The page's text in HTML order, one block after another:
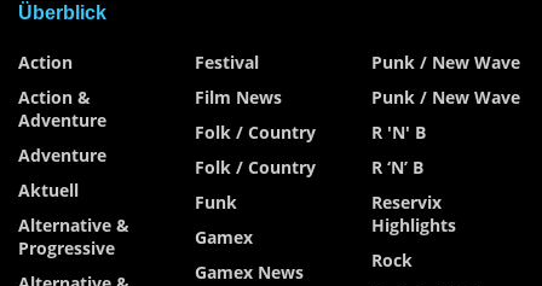
Überblick
Action
Action &
Adventure
Adventure
Aktuell
Alternative &
Progressive
Festival
Film News
Folk / Country
Folk / Country
Funk
Gamex
Gamex News
Punk / New Wave
Punk / New Wave
R 'n' B
R ‘n’ B
Reservix
Highlights
Rock